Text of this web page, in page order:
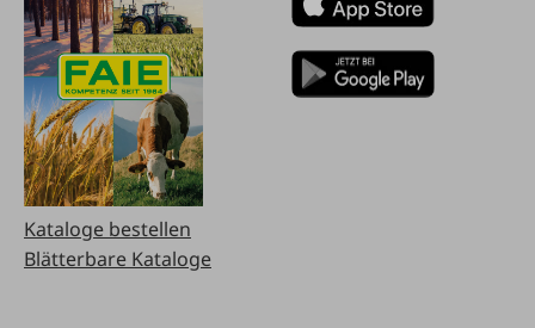
Kataloge bestellen
Blätterbare Kataloge